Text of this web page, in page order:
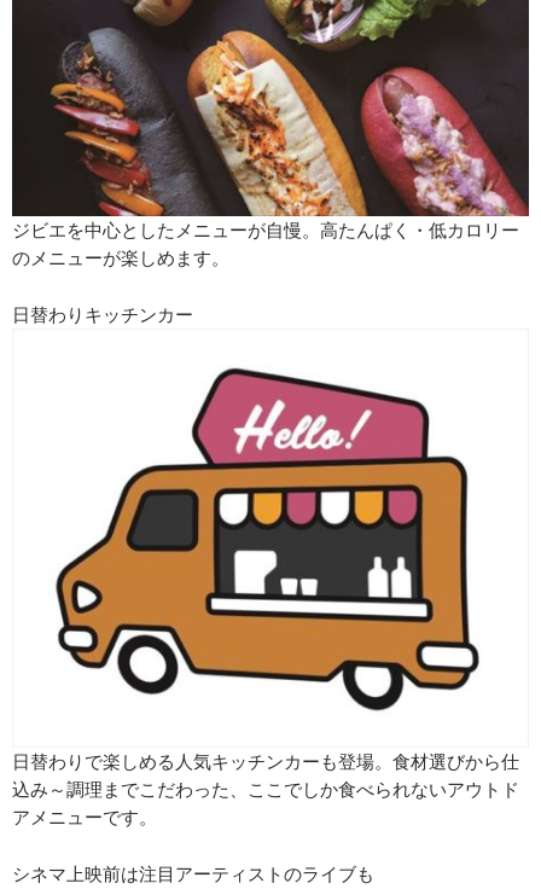
ジビエを中心としたメニューが自慢。高たんぱく・低カロリー
のメニューが楽しめます。
日替わりキッチンカー
日替わりで楽しめる人気キッチンカーも登場。食材選びから仕
込み～調理までこだわった、ここでしか食べられないアウトド
アメニューです。
シネマ上映前は注目アーティストのライブも